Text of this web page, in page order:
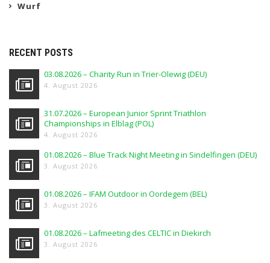
Wurf
RECENT POSTS
03.08.2026 – Charity Run in Trier-Olewig (DEU)
4. August 2026
31.07.2026 – European Junior Sprint Triathlon
Championships in Elblag (POL)
4. August 2026
01.08.2026 – Blue Track Night Meeting in Sindelfingen (DEU)
3. August 2026
01.08.2026 – IFAM Outdoor in Oordegem (BEL)
3. August 2026
01.08.2026 – Lafmeeting des CELTIC in Diekirch
3. August 2026